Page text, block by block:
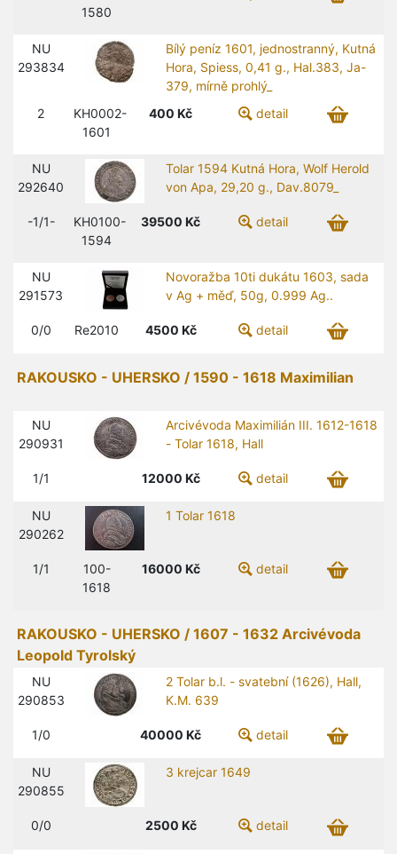
1580
NU
293834
Bílý peníz 1601, jednostranný, Kutná
Hora, Spiess, 0,41 g., Hal.383, Ja-
379, mírně prohlý_
2
KH0002-
1601
400 Kč detail
NU
292640
Tolar 1594 Kutná Hora, Wolf Herold
von Apa, 29,20 g., Dav.8079_
-1/1-
KH0100-
1594
39500 Kč detail
NU
291573
Novoražba 10ti dukátu 1603, sada
v Ag + měď, 50g, 0.999 Ag..
0/0 Re2010 4500 Kč detail
RAKOUSKO - UHERSKO / 1590 - 1618 Maximilian
NU
290931
Arcivévoda Maximilián III. 1612-1618
- Tolar 1618, Hall
1/1 12000 Kč detail
NU
290262
1 Tolar 1618
1/1
100-
1618
16000 Kč detail
RAKOUSKO - UHERSKO / 1607 - 1632 Arcivévoda
Leopold Tyrolský
NU
290853
2 Tolar b.l. - svatební (1626), Hall,
K.M. 639
1/0 40000 Kč detail
NU
290855
3 krejcar 1649
0/0 2500 Kč detail